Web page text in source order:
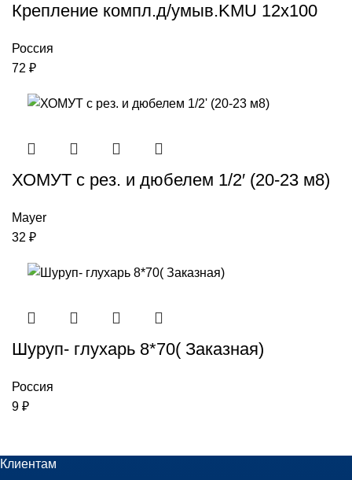
Крепление компл.д/умыв.KMU 12х100
Россия
72 ₽
ХОМУТ с рез. и дюбелем 1/2′ (20-23 м8)
Mayer
32 ₽
Шуруп- глухарь 8*70( Заказная)
Россия
9 ₽
Клиентам